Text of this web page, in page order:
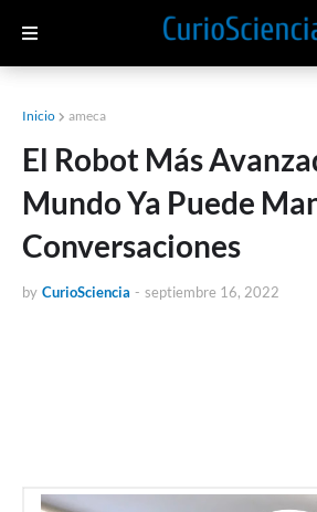
Inicio ameca
El Robot Más
Mundo Ya Puede
Conversaciones
by CurioSciencia - septiembre 16, 2022